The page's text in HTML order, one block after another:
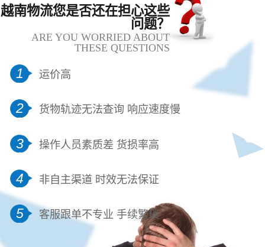
越南物流您是否还在担心这些
问题？
ARE YOU WORRIED ABOUT
THESE QUESTIONS
1 运价高
2 货物轨迹无法查询 响应速度慢
3 操作人员素质差 货损率高
4 非自主渠道 时效无法保证
5 客服跟单不专业 手续繁琐